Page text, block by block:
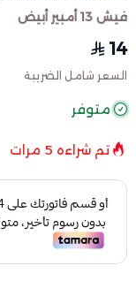
فيش 13 أمبير أبيض
14
السعر شامل الضريبة
متوفر
تم شراءه 5 مرات